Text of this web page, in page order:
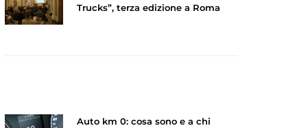
Trucks”, terza edizione a Roma
Auto km 0: cosa sono e a chi